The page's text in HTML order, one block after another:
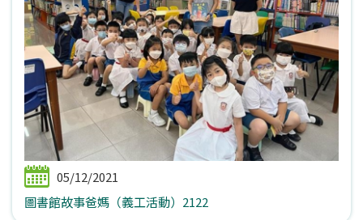
05/12/2021
圖書館故事爸媽（義工活動）2122